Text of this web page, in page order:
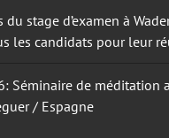
stage d’examen à
les candidats pour leur
Séminaire de méditation
/ Espagne